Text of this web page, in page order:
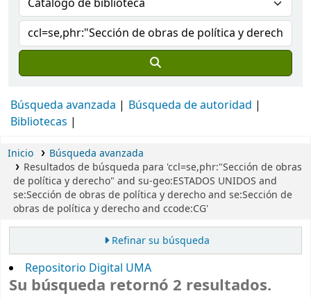
Búsqueda avanzada
Búsqueda de autoridad
Bibliotecas
Inicio
Búsqueda avanzada
Resultados de búsqueda para 'ccl=se,phr:"Sección de obras
de política y derecho" and su-geo:ESTADOS UNIDOS and
se:Sección de obras de política y derecho and se:Sección de
obras de política y derecho and ccode:CG'
Refinar su búsqueda
Repositorio Digital UMA
Su búsqueda retornó 2 resultados.